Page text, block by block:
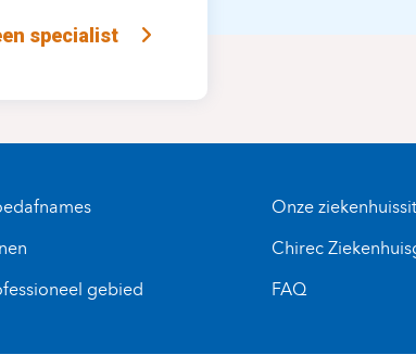
specialist
gebied
Onze
Chirec
FAQ